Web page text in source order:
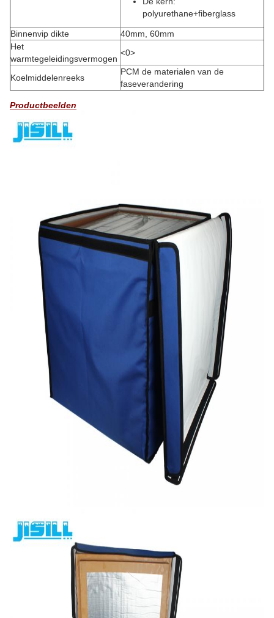
polyurethane+fiberglass
Binnenvip dikte
40mm, 60mm
Het
warmtegeleidingsvermogen
<0>
Koelmiddelenreeks
PCM de materialen van de
faseverandering
Productbeelden